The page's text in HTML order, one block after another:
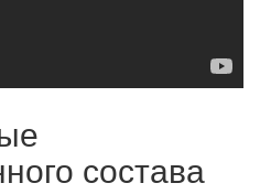
состава